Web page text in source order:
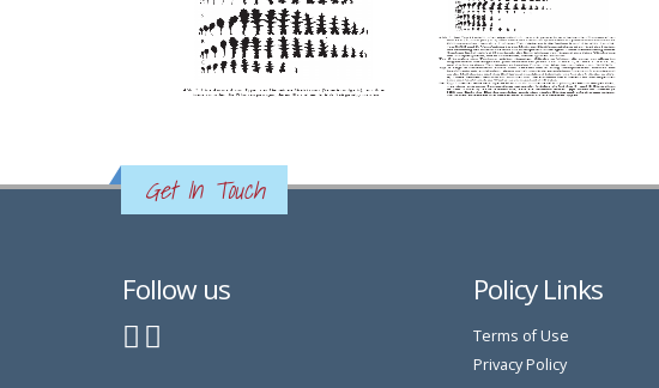
Get In Touch
Follow us Policy Links
Terms of Use
Privacy Policy